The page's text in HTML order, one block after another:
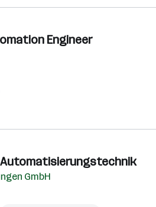
Engineer
Automatisierungstechnik
GmbH